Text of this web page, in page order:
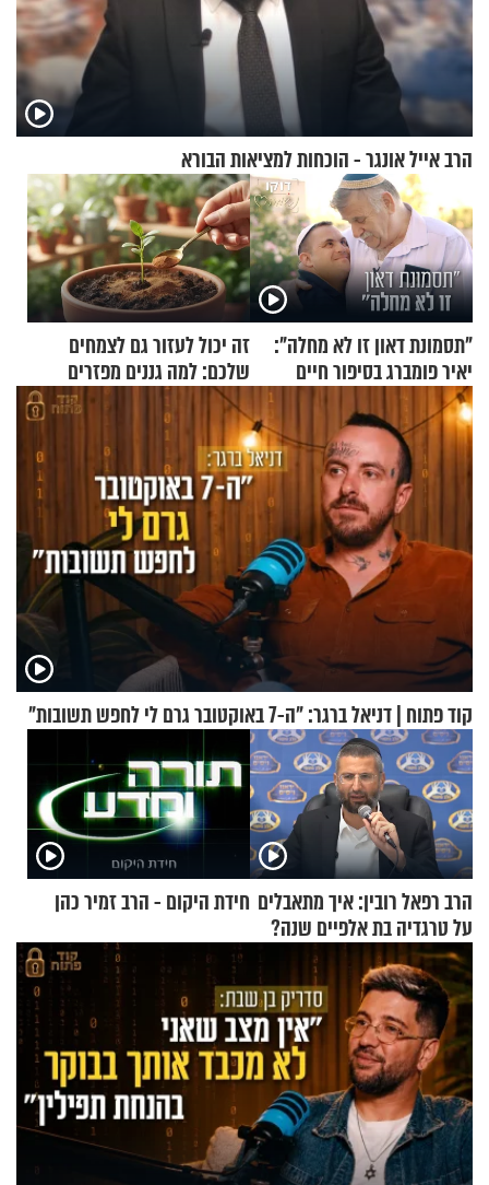
הרב אייל אונגר - הוכחות למציאות הבורא
"תסמונת דאון זו לא מחלה":
יאיר פומברג בסיפור חיים
מעורר השראה
זה יכול לעזור גם לצמחים
שלכם: למה גננים מפזרים
קינמון בעציצים?
קוד פתוח | דניאל ברגר: "ה-7 באוקטובר גרם לי לחפש תשובות"
הרב רפאל רובין: איך מתאבלים
על טרגדיה בת אלפיים שנה?
חידת היקום - הרב זמיר כהן